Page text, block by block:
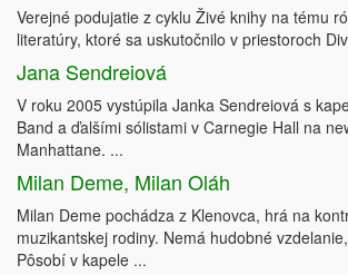
Verejné podujatie z cyklu Živé knihy na tému
literatúry, ktoré sa uskutočnilo v priestoroch
Jana Sendreiová
V roku 2005 vystúpila Janka Sendreiová s
Band a ďalšími sólistami v Carnegie Hall na
Manhattane. ...
Milan Deme, Milan Oláh
Milan Deme pochádza z Klenovca, hrá na
muzikantskej rodiny. Nemá hudobné
Pôsobí v kapele ...